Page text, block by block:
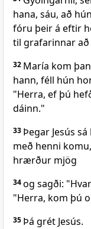
hana, sáu, að
fóru þeir á eftir
til grafarinnar að
32 María kom
hann, féll hún
"Herra, ef þú
dáinn."
33 Þegar Jesús
með henni
hrærður mjög
34og sagði:
"Herra, kom þú
35 Þá grét Jesús.